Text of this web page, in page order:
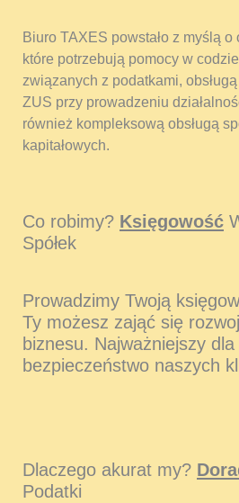
Biuro TAXES powstało z myślą
które potrzebują pomocy w
związanych z podatkami, obsługą
ZUS przy prowadzeniu
również kompleksową obsługą
kapitałowych.
Co robimy? Księgowość
Spółek
Prowadzimy Twoją
Ty możesz zająć się
biznesu. Najważniejszy
bezpieczeństwo naszych
Dlaczego akurat my?
Podatki